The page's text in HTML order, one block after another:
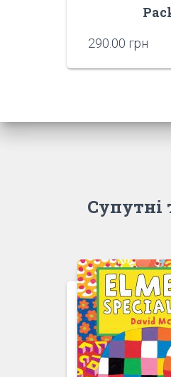
290.00 грн
Супутні